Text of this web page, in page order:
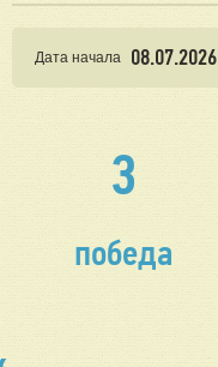
Дата начала 08.07.2026
3
победа